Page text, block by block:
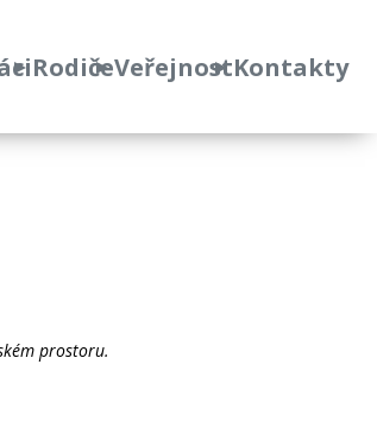
RodičeVeřejnostKontakty
prostoru.